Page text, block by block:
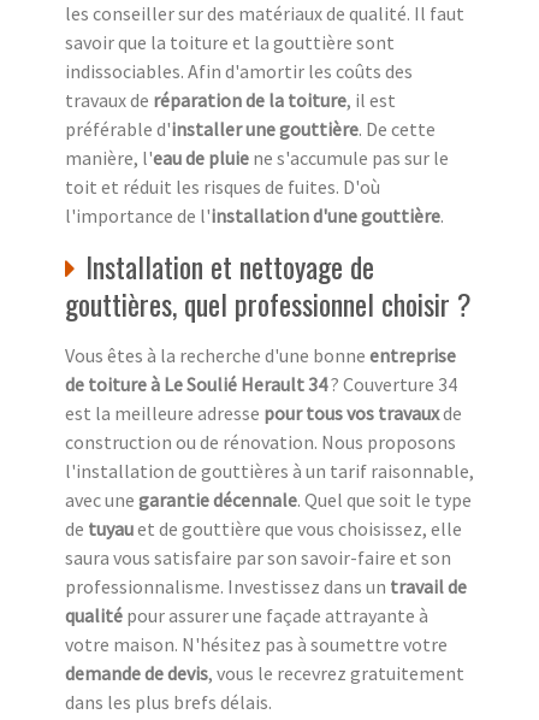
les conseiller sur des matériaux de qualité. Il faut
savoir que la toiture et la gouttière sont
indissociables. Afin d'amortir les coûts des
travaux de réparation de la toiture, il est
préférable d'installer une gouttière. De cette
manière, l'eau de pluie ne s'accumule pas sur le
toit et réduit les risques de fuites. D'où
l'importance de l'installation d'une gouttière.
Installation et nettoyage de
gouttières, quel professionnel choisir ?
Vous êtes à la recherche d'une bonne entreprise
de toiture à Le Soulié Herault 34? Couverture 34
est la meilleure adresse pour tous vos travauxde
construction ou de rénovation. Nous proposons
l'installation de gouttières à un tarif raisonnable,
avec une garantie décennale. Quel que soit le type
de tuyauet de gouttière que vous choisissez, elle
saura vous satisfaire par son savoir-faire et son
professionnalisme. Investissez dans un travail de
qualité pour assurer une façade attrayante à
votre maison. N'hésitez pas à soumettre votre
demande de devis, vous le recevrez gratuitement
dans les plus brefs délais.